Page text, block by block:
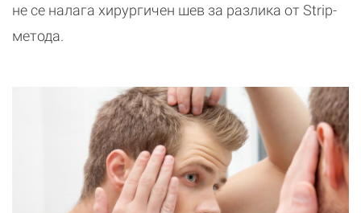
не се налага хирургичен шев за разлика от Strip-
метода.